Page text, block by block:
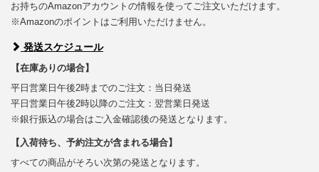
お持ちのAmazonアカウントの情報を使ってご注文いただけます。
※Amazonのポイントはご利用いただけません。
発送スケジュール
【在庫ありの場合】
平日営業日午後2時までのご注文：当日発送
平日営業日午後2時以降のご注文：翌営業日発送
※銀行振込の場合はご入金確認後の発送となります。
【入荷待ち、予約注文が含まれる場合】
すべての商品がそろい次第の発送となります。